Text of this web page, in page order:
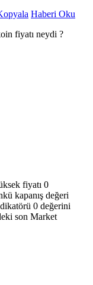
Haberi Oku
fiyatı neydi ?
fiyatı 0
kapanış değeri
0 değerini
son Market